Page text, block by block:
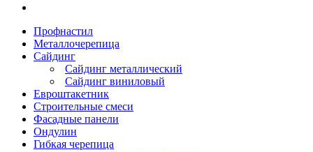
Профнастил
Металлочерепица
Сайдинг
Сайдинг металлический
Сайдинг виниловый
Евроштакетник
Строительные смеси
Фасадные панели
Ондулин
Гибкая черепица